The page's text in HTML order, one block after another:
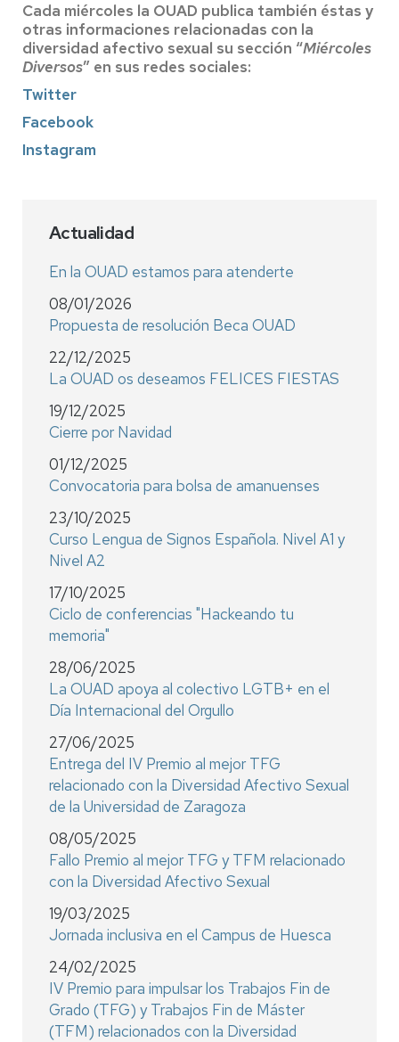
Cada miércoles la OUAD publica también éstas y
otras informaciones relacionadas con la
diversidad afectivo sexual su sección “Miércoles
Diversos” en sus redes sociales:
Twitter
Facebook
Instagram
Actualidad
En la OUAD estamos para atenderte
08/01/2026
Propuesta de resolución Beca OUAD
22/12/2025
La OUAD os deseamos FELICES FIESTAS
19/12/2025
Cierre por Navidad
01/12/2025
Convocatoria para bolsa de amanuenses
23/10/2025
Curso Lengua de Signos Española. Nivel A1 y
Nivel A2
17/10/2025
Ciclo de conferencias "Hackeando tu
memoria"
28/06/2025
La OUAD apoya al colectivo LGTB+ en el
Día Internacional del Orgullo
27/06/2025
Entrega del IV Premio al mejor TFG
relacionado con la Diversidad Afectivo Sexual
de la Universidad de Zaragoza
08/05/2025
Fallo Premio al mejor TFG y TFM relacionado
con la Diversidad Afectivo Sexual
19/03/2025
Jornada inclusiva en el Campus de Huesca
24/02/2025
IV Premio para impulsar los Trabajos Fin de
Grado (TFG) y Trabajos Fin de Máster
(TFM) relacionados con la Diversidad